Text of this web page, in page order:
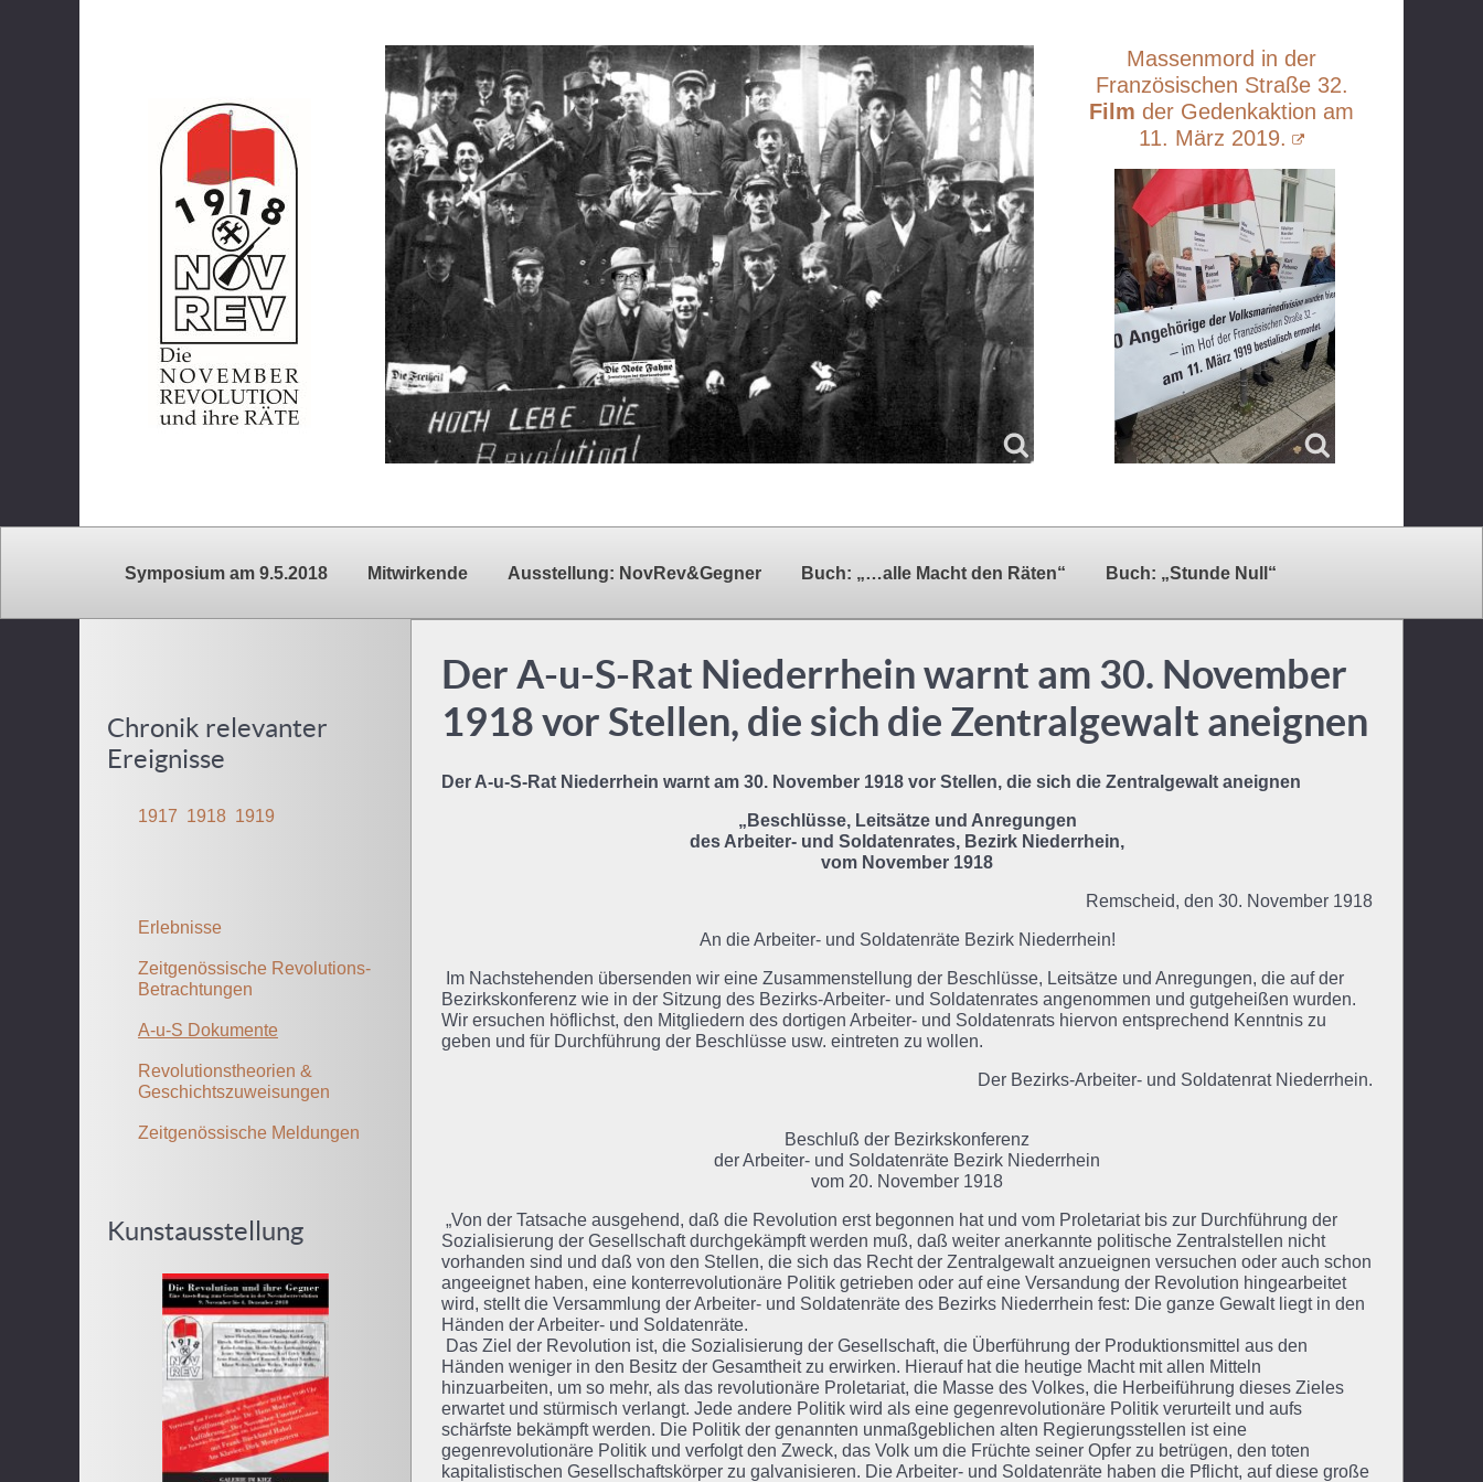
Massenmord in der
Französischen Straße 32.
Film der Gedenkaktion am
11. März 2019.
Symposium am 9.5.2018 Mitwirkende Ausstellung: NovRev&Gegner Buch: „…alle Macht den Räten“ Buch: „Stunde Null“
Chronik relevanter
Ereignisse
1917 1918 1919
Erlebnisse
Zeitgenössische Revolutions-
Betrachtungen
A-u-S Dokumente
Revolutionstheorien &
Geschichtszuweisungen
Zeitgenössische Meldungen
Kunstausstellung
Der A-u-S-Rat Niederrhein warnt am 30. November
1918 vor Stellen, die sich die Zentralgewalt aneignen
Der A-u-S-Rat Niederrhein warnt am 30. November 1918 vor Stellen, die sich die Zentralgewalt aneignen
„Beschlüsse, Leitsätze und Anregungen
des Arbeiter- und Soldatenrates, Bezirk Niederrhein,
vom November 1918
Remscheid, den 30. November 1918
An die Arbeiter- und Soldatenräte Bezirk Niederrhein!
Im Nachstehenden übersenden wir eine Zusammenstellung der Beschlüsse, Leitsätze und Anregungen, die auf der
Bezirkskonferenz wie in der Sitzung des Bezirks-Arbeiter- und Soldatenrates angenommen und gutgeheißen wurden.
Wir ersuchen höflichst, den Mitgliedern des dortigen Arbeiter- und Soldatenrats hiervon entsprechend Kenntnis zu
geben und für Durchführung der Beschlüsse usw. eintreten zu wollen.
Der Bezirks-Arbeiter- und Soldatenrat Niederrhein.
Beschluß der Bezirkskonferenz
der Arbeiter- und Soldatenräte Bezirk Niederrhein
vom 20. November 1918
„Von der Tatsache ausgehend, daß die Revolution erst begonnen hat und vom Proletariat bis zur Durchführung der
Sozialisierung der Gesellschaft durchgekämpft werden muß, daß weiter anerkannte politische Zentralstellen nicht
vorhanden sind und daß von den Stellen, die sich das Recht der Zentralgewalt anzueignen versuchen oder auch schon
angeeignet haben, eine konterrevolutionäre Politik getrieben oder auf eine Versandung der Revolution hingearbeitet
wird, stellt die Versammlung der Arbeiter- und Soldatenräte des Bezirks Niederrhein fest: Die ganze Gewalt liegt in den
Händen der Arbeiter- und Soldatenräte.
Das Ziel der Revolution ist, die Sozialisierung der Gesellschaft, die Überführung der Produktionsmittel aus den
Händen weniger in den Besitz der Gesamtheit zu erwirken. Hierauf hat die heutige Macht mit allen Mitteln
hinzuarbeiten, um so mehr, als das revolutionäre Proletariat, die Masse des Volkes, die Herbeiführung dieses Zieles
erwartet und stürmisch verlangt. Jede andere Politik wird als eine gegenrevolutionäre Politik verurteilt und aufs
schärfste bekämpft werden. Die Politik der genannten unmaßgeblichen alten Regierungsstellen ist eine
gegenrevolutionäre Politik und verfolgt den Zweck, das Volk um die Früchte seiner Opfer zu betrügen, den toten
kapitalistischen Gesellschaftskörper zu galvanisieren. Die Arbeiter- und Soldatenräte haben die Pflicht, auf diese große